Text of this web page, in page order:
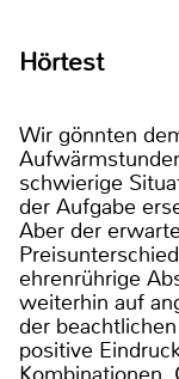
Hörtest
Wir gönnten
schwierige
der Aufgabe
Aber der
ehrenrührige
weiterhin auf
der
positive